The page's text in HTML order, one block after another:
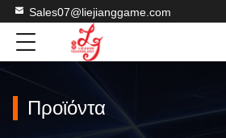
Sales07@liejianggame.com
Προϊόντα